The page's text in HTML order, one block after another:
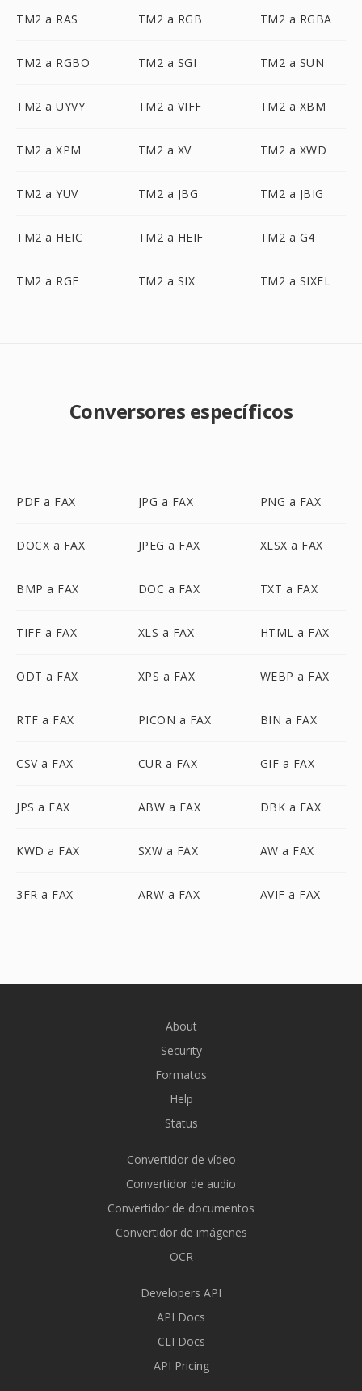
TM2 a RAS TM2 a RGB TM2 a RGBA
TM2 a RGBO TM2 a SGI TM2 a SUN
TM2 a UYVY TM2 a VIFF TM2 a XBM
TM2 a XPM TM2 a XV TM2 a XWD
TM2 a YUV TM2 a JBG TM2 a JBIG
TM2 a HEIC TM2 a HEIF TM2 a G4
TM2 a RGF TM2 a SIX TM2 a SIXEL
Conversores específicos
PDF a FAX JPG a FAX PNG a FAX
DOCX a FAX JPEG a FAX XLSX a FAX
BMP a FAX DOC a FAX TXT a FAX
TIFF a FAX XLS a FAX HTML a FAX
ODT a FAX XPS a FAX WEBP a FAX
RTF a FAX PICON a FAX BIN a FAX
CSV a FAX CUR a FAX GIF a FAX
JPS a FAX ABW a FAX DBK a FAX
KWD a FAX SXW a FAX AW a FAX
3FR a FAX ARW a FAX AVIF a FAX
About
Security
Formatos
Help
Status
Convertidor de vídeo
Convertidor de audio
Convertidor de documentos
Convertidor de imágenes
OCR
Developers API
API Docs
CLI Docs
API Pricing